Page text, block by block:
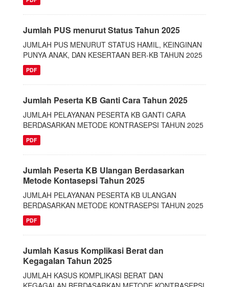
Jumlah PUS menurut Status Tahun 2025
JUMLAH PUS MENURUT STATUS HAMIL, KEINGINAN
PUNYA ANAK, DAN KESERTAAN BER-KB TAHUN 2025
PDF
Jumlah Peserta KB Ganti Cara Tahun 2025
JUMLAH PELAYANAN PESERTA KB GANTI CARA
BERDASARKAN METODE KONTRASEPSI TAHUN 2025
PDF
Jumlah Peserta KB Ulangan Berdasarkan
Metode Kontasepsi Tahun 2025
JUMLAH PELAYANAN PESERTA KB ULANGAN
BERDASARKAN METODE KONTRASEPSI TAHUN 2025
PDF
Jumlah Kasus Komplikasi Berat dan
Kegagalan Tahun 2025
JUMLAH KASUS KOMPLIKASI BERAT DAN